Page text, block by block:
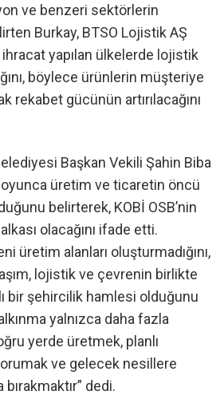
ve benzeri sektörlerin
Burkay, BTSO Lojistik AŞ
ihracat yapılan ülkelerde lojistik
böylece ürünlerin müşteriye
rekabet gücünün artırılacağını
Başkan Vekili Şahin Biba
üretim ve ticaretin öncü
belirterek, KOBİ OSB’nin
olacağını ifade etti.
üretim alanları oluşturmadığını,
lojistik ve çevrenin birlikte
bir şehircilik hamlesi olduğunu
yalnızca daha fazla
yerde üretmek, planlı
ve gelecek nesillere
dedi.